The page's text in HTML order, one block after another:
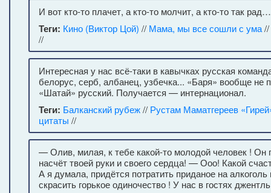
И вот кто-то плачет, а кто-то молчит, а кто-то так рад…
Теги: Кино (Виктор Цой) // Мама, мы все сошли с ума//
//
Интересная у нас всё-таки в кавычках русская
белорус, серб, албанец, узбечка... «Баря» вообще не
«Шатай» русский. Получается — интернационал.
Теги: Балканский рубеж// Рустам Маматгереев
цитаты //
— Олив, милая, к тебе какой-то молодой человек ! Он
насчёт твоей руки и своего сердца! — Ооо! Какой
А я думала, придётся потратить приданое на алкоголь
скрасить горькое одиночество ! У нас в гостях